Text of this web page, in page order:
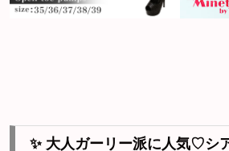
✨ 大人ガーリー派に人気♡シ